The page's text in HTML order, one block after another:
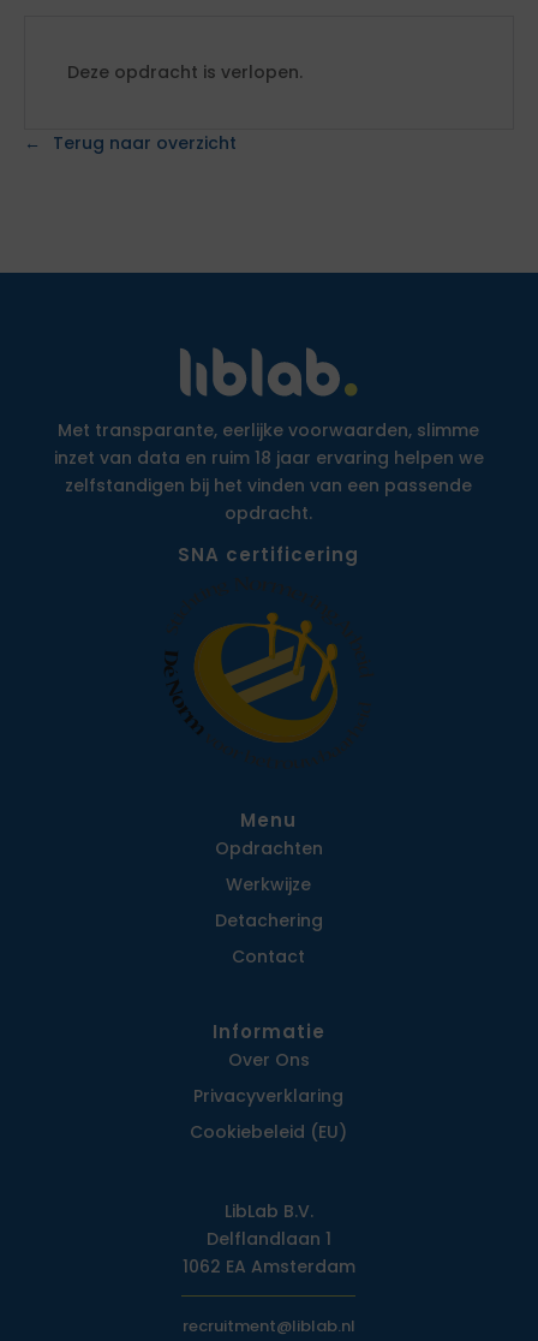
Deze opdracht is verlopen.
Terug naar overzicht
Met transparante, eerlijke voorwaarden, slimme
inzet van data en ruim 18 jaar ervaring helpen we
zelfstandigen bij het vinden van een passende
opdracht.
SNA certificering
Menu
Opdrachten
Werkwijze
Detachering
Contact
Informatie
Over Ons
Privacy­verklaring
Cookiebeleid (EU)
LibLab B.V.
Delflandlaan 1
1062 EA Amsterdam
recruitment@liblab.nl